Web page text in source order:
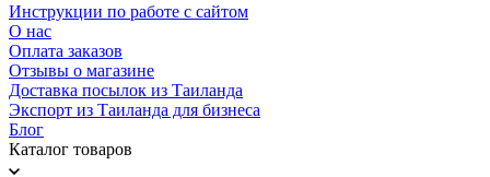
Инструкции по работе с сайтом
О нас
Оплата заказов
Отзывы о магазине
Доставка посылок из Таиланда
Экспорт из Таиланда для бизнеса
Блог
Каталог товаров